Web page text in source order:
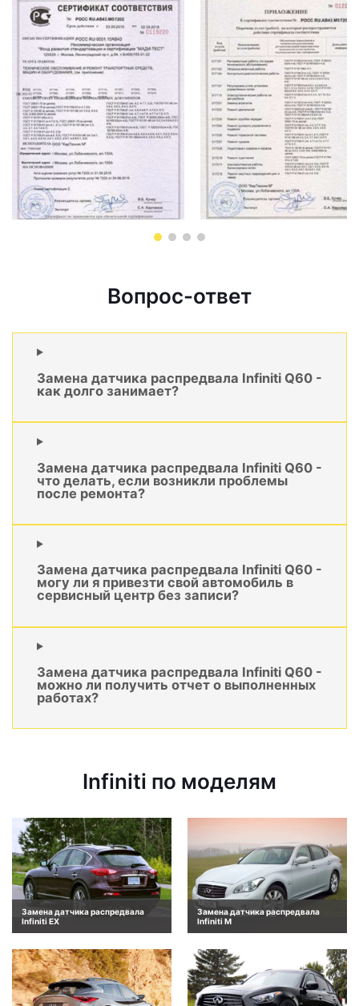
Вопрос-ответ
Замена датчика распредвала Infiniti Q60 -
как долго занимает?
Замена датчика распредвала Infiniti Q60 -
что делать, если возникли проблемы
после ремонта?
Замена датчика распредвала Infiniti Q60 -
могу ли я привезти свой автомобиль в
сервисный центр без записи?
Замена датчика распредвала Infiniti Q60 -
можно ли получить отчет о выполненных
работах?
Infiniti по моделям
Замена датчика распредвала
Infiniti EX
Замена датчика распредвала
Infiniti M